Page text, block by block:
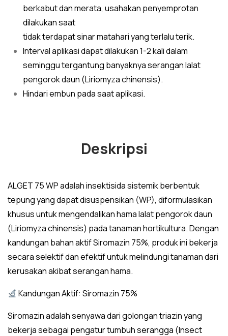
berkabut dan merata, usahakan penyemprotan
dilakukan saat
tidak terdapat sinar matahari yang terlalu terik.
Interval aplikasi dapat dilakukan 1-2 kali dalam
seminggu tergantung banyaknya serangan lalat
pengorok daun (Liriomyza chinensis).
Hindari embun pada saat aplikasi.
Deskripsi
ALGET 75 WP adalah insektisida sistemik berbentuk
tepung yang dapat disuspensikan (WP), diformulasikan
khusus untuk mengendalikan hama lalat pengorok daun
(Liriomyza chinensis) pada tanaman hortikultura. Dengan
kandungan bahan aktif Siromazin 75%, produk ini bekerja
secara selektif dan efektif untuk melindungi tanaman dari
kerusakan akibat serangan hama.
Kandungan Aktif: Siromazin 75%
Siromazin adalah senyawa dari golongan triazin yang
bekerja sebagai pengatur tumbuh serangga (Insect